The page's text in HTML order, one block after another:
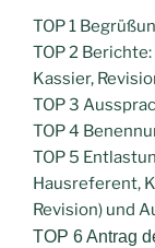
TOP 1
TOP 2
Kassier,
TOP 3
TOP 4
TOP 5
Hausreferent,
Revision) und
TOP 6 Antrag